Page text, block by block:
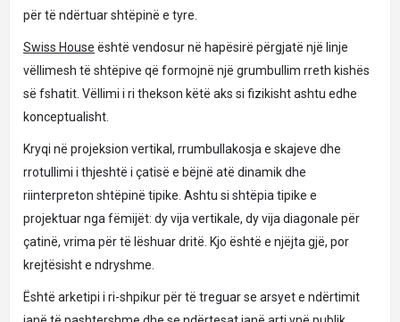
për të ndërtuar shtëpinë e tyre.
Swiss House është vendosur në hapësirë ​​përgjatë një linje
vëllimesh të shtëpive që formojnë një grumbullim rreth kishës
së fshatit. Vëllimi i ri thekson këtë aks si fizikisht ashtu edhe
konceptualisht.
Kryqi në projeksion vertikal, rrumbullakosja e skajeve dhe
rrotullimi i thjeshtë i çatisë e bëjnë atë dinamik dhe
riinterpreton shtëpinë tipike. Ashtu si shtëpia tipike e
projektuar nga fëmijët: dy vija vertikale, dy vija diagonale për
çatinë, vrima për të lëshuar dritë. Kjo është e njëjta gjë, por
krejtësisht e ndryshme.
Është arketipi i ri-shpikur për të treguar se arsyet e ndërtimit